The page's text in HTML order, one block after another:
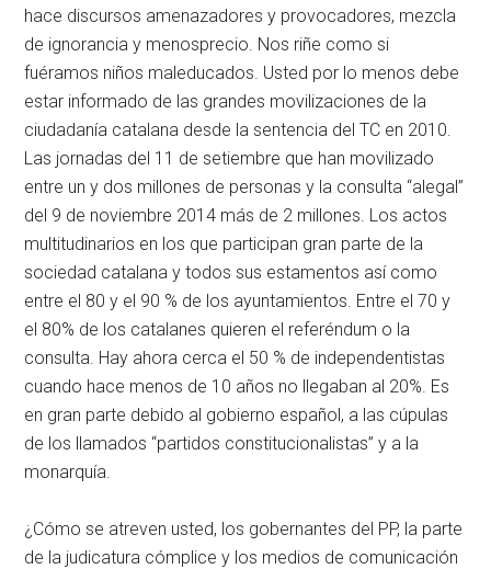
hace discursos amenazadores y provocadores, mezcla
de ignorancia y menosprecio. Nos riñe como si
fuéramos niños maleducados. Usted por lo menos debe
estar informado de las grandes movilizaciones de la
ciudadanía catalana desde la sentencia del TC en 2010.
Las jornadas del 11 de setiembre que han movilizado
entre un y dos millones de personas y la consulta “alegal”
del 9 de noviembre 2014 más de 2 millones. Los actos
multitudinarios en los que participan gran parte de la
sociedad catalana y todos sus estamentos así como
entre el 80 y el 90 % de los ayuntamientos. Entre el 70 y
el 80% de los catalanes quieren el referéndum o la
consulta. Hay ahora cerca el 50 % de independentistas
cuando hace menos de 10 años no llegaban al 20%. Es
en gran parte debido al gobierno español, a las cúpulas
de los llamados “partidos constitucionalistas” y a la
monarquía.
¿Cómo se atreven usted, los gobernantes del PP, la parte
de la judicatura cómplice y los medios de comunicación